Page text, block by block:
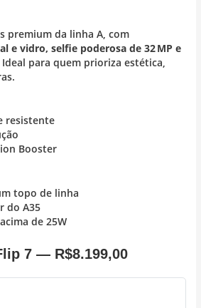
premium da linha A, com
e vidro, selfie poderosa de 32 MP e
Ideal para quem prioriza estética,
resistente
Booster
topo de linha
do A35
de 25W
7 — R$8.199,00